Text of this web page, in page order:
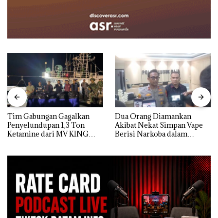
Tim Gabungan Gagalkan
Penyelundupan 1,3 Ton
Ketamine dari MV KING
Dua Orang Diamankan
Akibat Nekat Simpan Vape
Berisi Narkoba dalam